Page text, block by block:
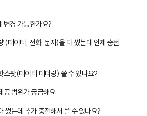
변경 가능한가요?
(데이터, 전화, 문자)을 다 썼는데 언제 충전
스팟(데이터 테더링) 쓸 수 있나요?
공 범위가 궁금해요
썼는데 추가 충전해서 쓸 수 있나요?